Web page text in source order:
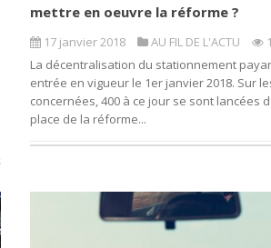
mettre en oeuvre la réforme ?
17 janvier 2018 AU FIL DE L'ACTU
La décentralisation du stationnement
entrée en vigueur le 1er janvier 2018. Sur
concernées, 400 à ce jour se sont lancées
place de la réforme...